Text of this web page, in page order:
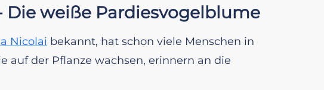
Die weiße Pardiesvogelblume
Nicolai bekannt, hat schon viele Menschen in
auf der Pflanze wachsen, erinnern an die